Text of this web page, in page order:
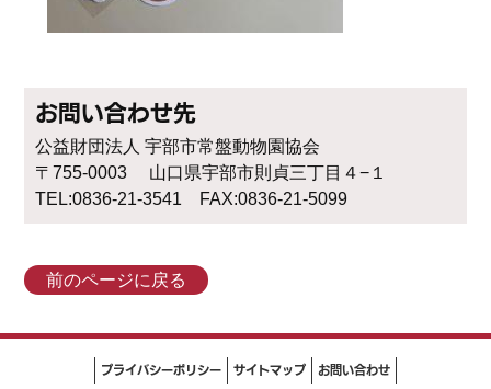
お問い合わせ先
公益財団法人 宇部市常盤動物園協会
〒755-0003 山口県宇部市則貞三丁目４−１
TEL:0836-21-3541 FAX:0836-21-5099
前のページに戻る
プライバシーポリシー サイトマップ お問い合わせ